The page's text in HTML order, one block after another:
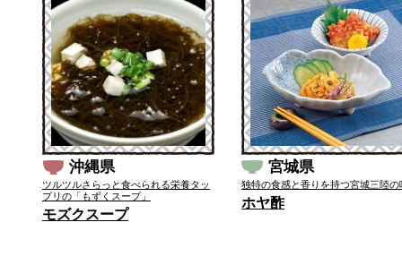
沖縄県
ツルツルさらっと食べられる栄養タッ
プリの「もずくスープ」
モズクスープ
宮城県
独特の食感と香りを持つ宮城三陸の
ホヤ酢